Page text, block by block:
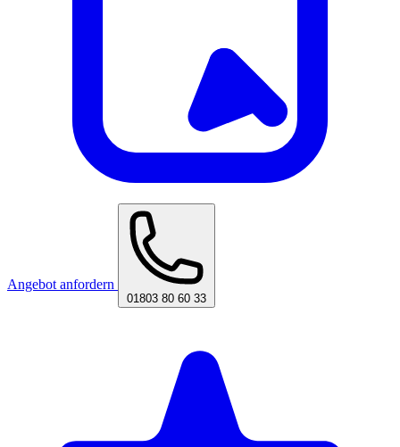
Angebot anfordern
01803 80 60 33